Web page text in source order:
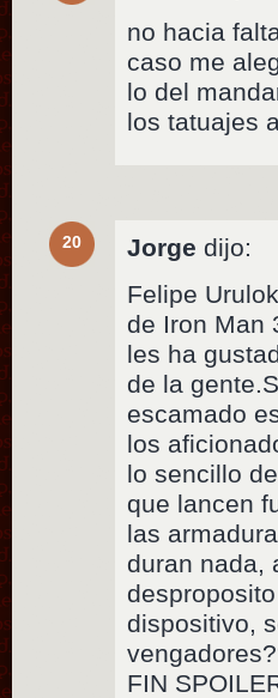
no hacia
caso me
lo del
los tatuajes
20 Jorge dijo:
Felipe
de Iron Man
les ha
de la
escamado
los
lo sencillo
que lancen
las
duran nada,
dispositivo,
FIN